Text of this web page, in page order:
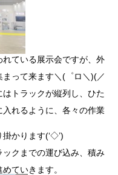
ている展示会ですが、外
って来ます＼(゜ロ＼)(／
トラックが縦列し、ひた
れるように、各々の作業
かります(‘◇’)ゞ
クまでの運び込み、積み
ていきます。